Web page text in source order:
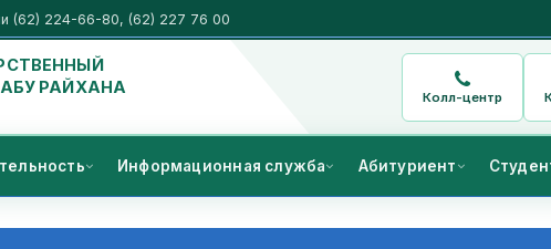
(62) 224-66-80, (62) 227 76 00
РАЙХАНА
Колл-центр
Информационная служба Абитуриент